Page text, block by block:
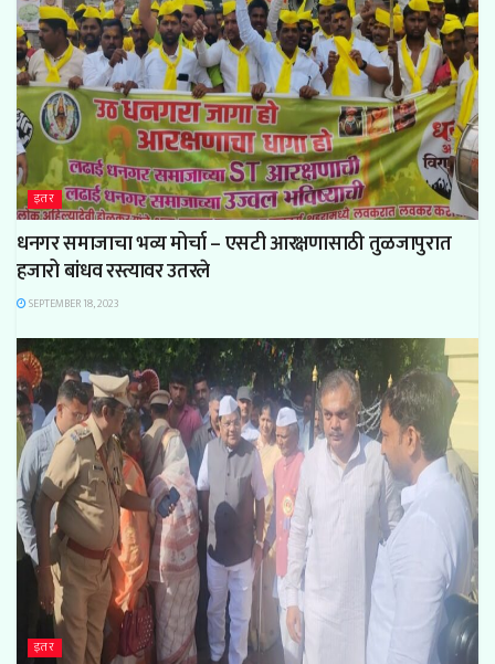
इतर
धनगर समाजाचा भव्य मोर्चा – एसटी आरक्षणासाठी तुळजापुरात
हजारो बांधव रस्त्यावर उतरले
SEPTEMBER 18, 2023
इतर